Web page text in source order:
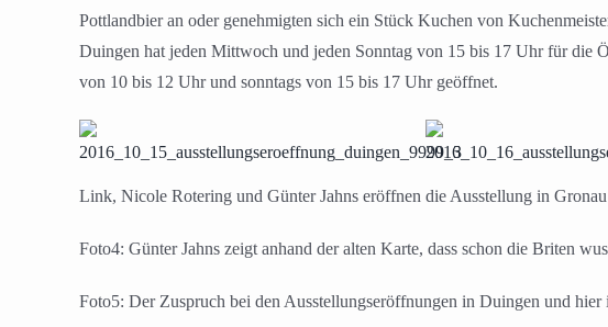
Pottlandbier an oder genehmigten sich ein Stück Kuchen von
Duingen hat jeden Mittwoch und jeden Sonntag von 15 bis 17 Uhr für die
von 10 bis 12 Uhr und sonntags von 15 bis 17 Uhr geöffnet.
Link, Nicole Rotering und Günter Jahns eröffnen die Ausstellung in Gronau
Foto4: Günter Jahns zeigt anhand der alten Karte, dass schon die Briten
Foto5: Der Zuspruch bei den Ausstellungseröffnungen in Duingen und hier